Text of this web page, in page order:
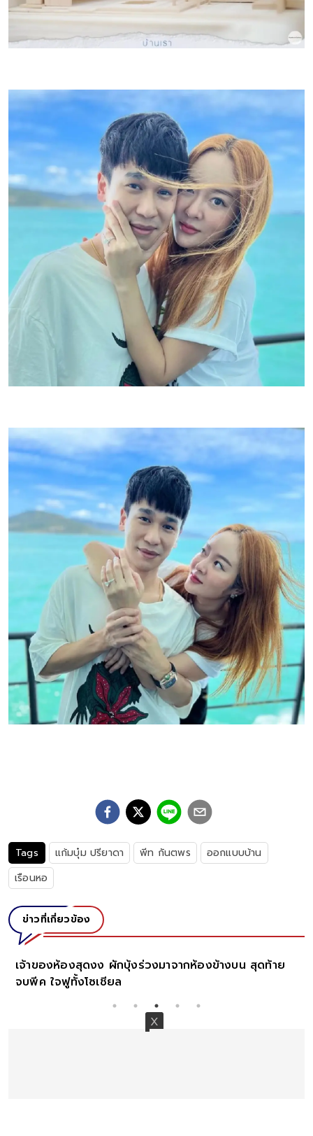
Tags แก้มบุ๋ม ปรียาดา พีท กันตพร
ออกแบบบ้าน
เรือนหอ
ข่าวที่เกี่ยวข้อง
วงมาจากห้องข้างบน สุดท้าย
สาวสุดงง แม่ส่งภาพ “ลูก